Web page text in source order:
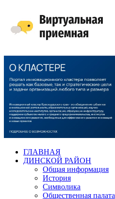
ГЛАВНАЯ
ДИНСКОЙ РАЙОН
Общая информация
История
Символика
Общественная палата